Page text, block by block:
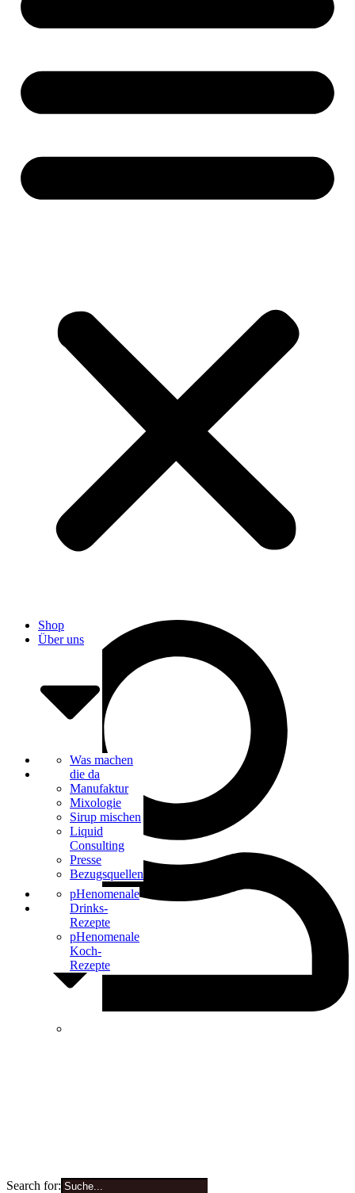
Shop
Über uns
Was machen
die da
Manufaktur
Mixologie
Sirup mischen
Liquid
Consulting
Presse
Bezugsquellen
Bar Catering
pHenomenale
Drinks-
Rezepte
pHenomenale
Koch-
Rezepte
Kontakt
Search for: